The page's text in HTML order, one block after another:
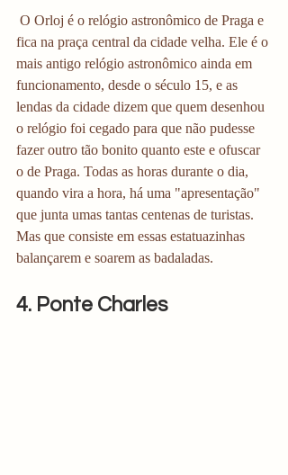
fica na praça central da cidade velha. Ele é o
mais antigo relógio astronômico ainda em
funcionamento, desde o século 15, e as
lendas da cidade dizem que quem desenhou
o relógio foi cegado para que não pudesse
fazer outro tão bonito quanto este e ofuscar
o de Praga. Todas as horas durante o dia,
quando vira a hora, há uma "apresentação"
que junta umas tantas centenas de turistas.
Mas que consiste em essas estatuazinhas
balançarem e soarem as badaladas.
4. Ponte Charles